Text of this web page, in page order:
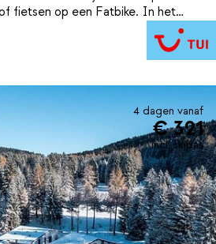
fietsen op een Fatbike. In het
& Spa staan de 4 elementen van de
werd gebruikt gemaakt van
Hierdoor kom je helemaal tot rust in
wellness. Hier geniet je van
stoombad, bubbelbad en
out. Een echte Italiaanse
tot rust te komen!
4 dagen vanaf
€ 321
incl. skipas